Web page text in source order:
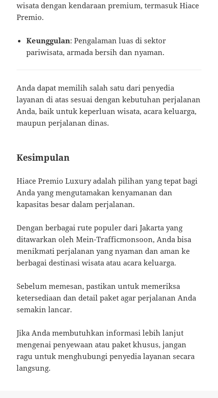
wisata dengan kendaraan premium, termasuk Hiace
Premio.
Keunggulan: Pengalaman luas di sektor
pariwisata, armada bersih dan nyaman.
Anda dapat memilih salah satu dari penyedia
layanan di atas sesuai dengan kebutuhan perjalanan
Anda, baik untuk keperluan wisata, acara keluarga,
maupun perjalanan dinas.
Kesimpulan
Hiace Premio Luxury adalah pilihan yang tepat bagi
Anda yang mengutamakan kenyamanan dan
kapasitas besar dalam perjalanan.
Dengan berbagai rute populer dari Jakarta yang
ditawarkan oleh Mein-Trafficmonsoon, Anda bisa
menikmati perjalanan yang nyaman dan aman ke
berbagai destinasi wisata atau acara keluarga.
Sebelum memesan, pastikan untuk memeriksa
ketersediaan dan detail paket agar perjalanan Anda
semakin lancar.
Jika Anda membutuhkan informasi lebih lanjut
mengenai penyewaan atau paket khusus, jangan
ragu untuk menghubungi penyedia layanan secara
langsung.